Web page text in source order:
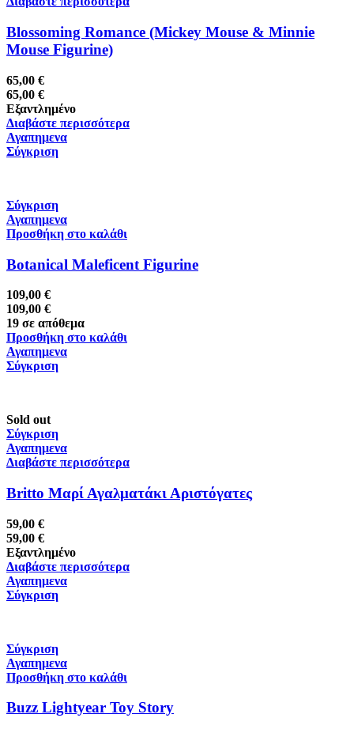
Blossoming Romance (Mickey Mouse & Minnie
Mouse Figurine)
65,00 €
65,00 €
Εξαντλημένο
Διαβάστε περισσότερα
Αγαπημενα
Σύγκριση
Σύγκριση
Αγαπημενα
Προσθήκη στο καλάθι
Botanical Maleficent Figurine
109,00 €
109,00 €
19 σε απόθεμα
Προσθήκη στο καλάθι
Αγαπημενα
Σύγκριση
Sold out
Σύγκριση
Αγαπημενα
Διαβάστε περισσότερα
Britto Μαρί Αγαλματάκι Αριστόγατες
59,00 €
59,00 €
Εξαντλημένο
Διαβάστε περισσότερα
Αγαπημενα
Σύγκριση
Σύγκριση
Αγαπημενα
Προσθήκη στο καλάθι
Buzz Lightyear Toy Story